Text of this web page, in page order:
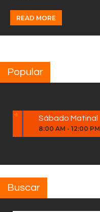
READ MORE
Popular
Sábado Matinal
8:00 AM - 12:00 PM
Buscar